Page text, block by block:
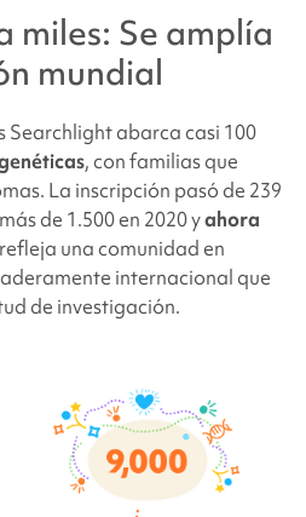
miles: Se amplía
mundial
Searchlightabarca casi 100
, con familias que
La inscripción pasó de 239
de 1.500 en 2020 yahora
una comunidad en
internacional que
de investigación.